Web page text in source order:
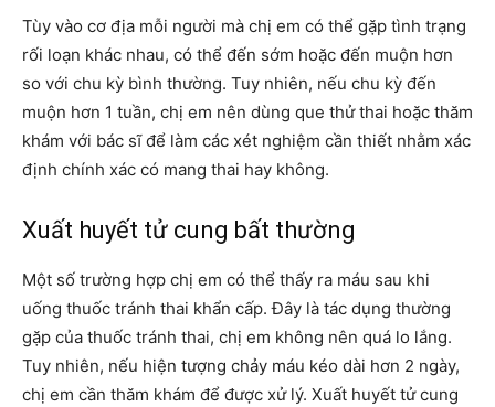
Tùy vào cơ địa mỗi người mà chị em có thể gặp tình trạng
rối loạn khác nhau, có thể đến sớm hoặc đến muộn hơn
so với chu kỳ bình thường. Tuy nhiên, nếu chu kỳ đến
muộn hơn 1 tuần, chị em nên dùng que thử thai hoặc thăm
khám với bác sĩ để làm các xét nghiệm cần thiết nhằm xác
định chính xác có mang thai hay không.
Xuất huyết tử cung bất thường
Một số trường hợp chị em có thể thấy ra máu sau khi
uống thuốc tránh thai khẩn cấp. Đây là tác dụng thường
gặp của thuốc tránh thai, chị em không nên quá lo lắng.
Tuy nhiên, nếu hiện tượng chảy máu kéo dài hơn 2 ngày,
chị em cần thăm khám để được xử lý. Xuất huyết tử cung